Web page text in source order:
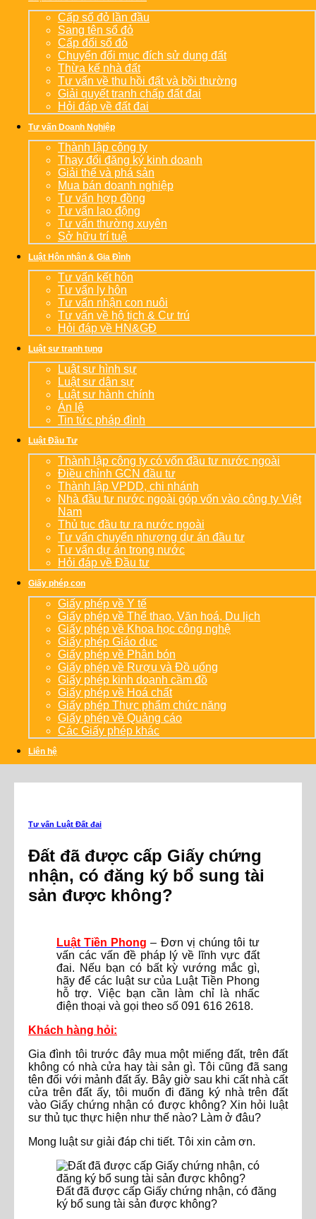
Cấp sổ đỏ lần đầu
Sang tên sổ đỏ
Cấp đổi sổ đỏ
Chuyển đổi mục đích sử dụng đất
Thừa kế nhà đất
Tư vấn về thu hồi đất và bồi thường
Giải quyết tranh chấp đất đai
Hỏi đáp về đất đai
Tư vấn Doanh Nghiệp
Thành lập công ty
Thay đổi đăng ký kinh doanh
Giải thể và phá sản
Mua bán doanh nghiệp
Tư vấn hợp đồng
Tư vấn lao động
Tư vấn thường xuyên
Sở hữu trí tuệ
Luật Hôn nhân & Gia Đình
Tư vấn kết hôn
Tư vấn ly hôn
Tư vấn nhận con nuôi
Tư vấn về hộ tịch & Cư trú
Hỏi đáp về HN&GĐ
Luật sư tranh tụng
Luật sư hình sự
Luật sư dân sự
Luật sư hành chính
Án lệ
Tin tức pháp đình
Luật Đầu Tư
Thành lập công ty có vốn đầu tư nước ngoài
Điều chỉnh GCN đầu tư
Thành lập VPDD, chi nhánh
Nhà đầu tư nước ngoài góp vốn vào công ty Việt
Nam
Thủ tục đầu tư ra nước ngoài
Tư vấn chuyển nhượng dự án đầu tư
Tư vấn dự án trong nước
Hỏi đáp về Đầu tư
Giấy phép con
Giấy phép về Y tế
Giấy phép về Thể thao, Văn hoá, Du lịch
Giấy phép về Khoa học công nghệ
Giấy phép Giáo dục
Giấy phép về Phân bón
Giấy phép về Rượu và Đồ uống
Giấy phép kinh doanh cầm đồ
Giấy phép về Hoá chất
Giấy phép Thực phẩm chức năng
Giấy phép về Quảng cáo
Các Giấy phép khác
Liên hệ
Tư vấn Luật Đất đai
Đất đã được cấp Giấy chứng
nhận, có đăng ký bổ sung tài
sản được không?
Luật Tiền Phong – Đơn vị chúng tôi tư
vấn các vấn đề pháp lý về lĩnh vực đất
đai. Nếu bạn có bất kỳ vướng mắc gì,
hãy để các luật sư của Luật Tiền Phong
hỗ trợ. Việc bạn cần làm chỉ là nhấc
điện thoại và gọi theo số 091 616 2618.
Khách hàng hỏi:
Gia đình tôi trước đây mua một miếng đất, trên đất
không có nhà cửa hay tài sản gì. Tôi cũng đã sang
tên đối với mảnh đất ấy. Bây giờ sau khi cất nhà cất
cửa trên đất ấy, tôi muốn đi đăng ký nhà trên đất
vào Giấy chứng nhận có được không? Xin hỏi luật
sư thủ tục thực hiện như thế nào? Làm ở đâu?
Mong luật sư giải đáp chi tiết. Tôi xin cảm ơn.
Đất đã được cấp Giấy chứng nhận, có đăng
ký bổ sung tài sản được không?